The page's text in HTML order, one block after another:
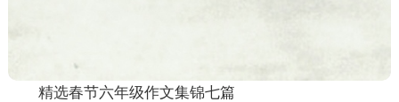
精选春节六年级作文集锦七篇